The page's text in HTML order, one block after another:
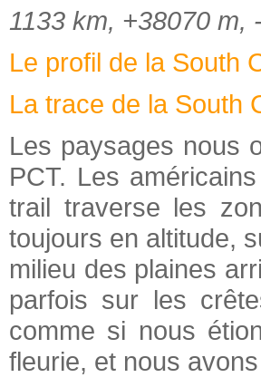
1133 km, +38070 m,
Le profil de la South
La trace de la South
Les paysages nous
PCT. Les
trail traverse les
toujours en altitude,
milieu des plaines
parfois sur les
comme si nous
fleurie, et nous